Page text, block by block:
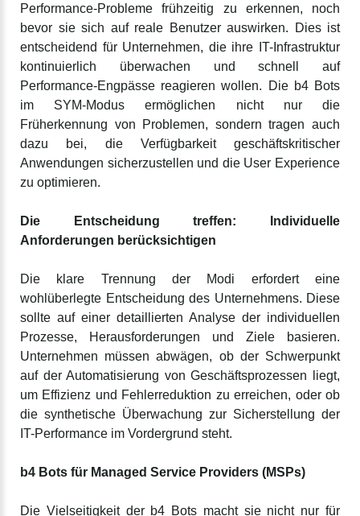
Performance-Probleme frühzeitig zu erkennen, noch
bevor sie sich auf reale Benutzer auswirken. Dies ist
entscheidend für Unternehmen, die ihre IT-Infrastruktur
kontinuierlich überwachen und schnell auf
Performance-Engpässe reagieren wollen. Die b4 Bots
im SYM-Modus ermöglichen nicht nur die
Früherkennung von Problemen, sondern tragen auch
dazu bei, die Verfügbarkeit geschäftskritischer
Anwendungen sicherzustellen und die User Experience
zu optimieren.
Die Entscheidung treffen: Individuelle
Anforderungen berücksichtigen
Die klare Trennung der Modi erfordert eine
wohlüberlegte Entscheidung des Unternehmens. Diese
sollte auf einer detaillierten Analyse der individuellen
Prozesse, Herausforderungen und Ziele basieren.
Unternehmen müssen abwägen, ob der Schwerpunkt
auf der Automatisierung von Geschäftsprozessen liegt,
um Effizienz und Fehlerreduktion zu erreichen, oder ob
die synthetische Überwachung zur Sicherstellung der
IT-Performance im Vordergrund steht.
b4 Bots für Managed Service Providers (MSPs)
Die Vielseitigkeit der b4 Bots macht sie nicht nur für